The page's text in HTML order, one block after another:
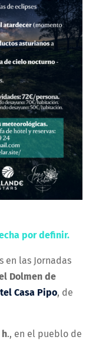
por definir.
las Jornadas
Dolmen de
Casa Pipo, de
h., en el pueblo de